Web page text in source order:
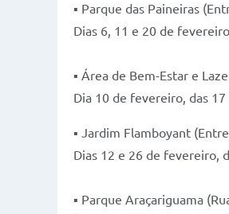
▪ Parque das Paineiras
Dias 6, 11 e 20 de
▪ Área de Bem-Estar e
Dia 10 de fevereiro, das 17
▪ Jardim Flamboyant
Dias 12 e 26 de fevereiro,
▪ Parque Araçariguama